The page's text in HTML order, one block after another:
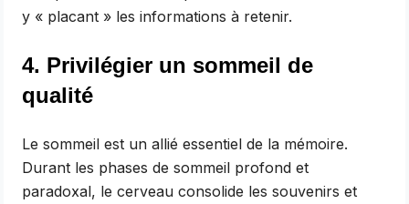
y « placant » les informations à retenir.
4. Privilégier un sommeil de
qualité
Le sommeil est un allié essentiel de la mémoire.
Durant les phases de sommeil profond et
paradoxal, le cerveau consolide les souvenirs et